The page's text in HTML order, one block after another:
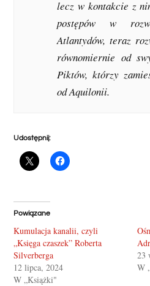
lecz w kontakcie z
postępów w
Atlantydów, teraz
równomiernie od
Piktów, którzy
od Aquilonii.
Udostępnij:
Powiązane
Kumulacja kanalii, czyli
„Księga czaszek” Roberta
Silverberga
12 lipca, 2024
W „Książki"
23
W